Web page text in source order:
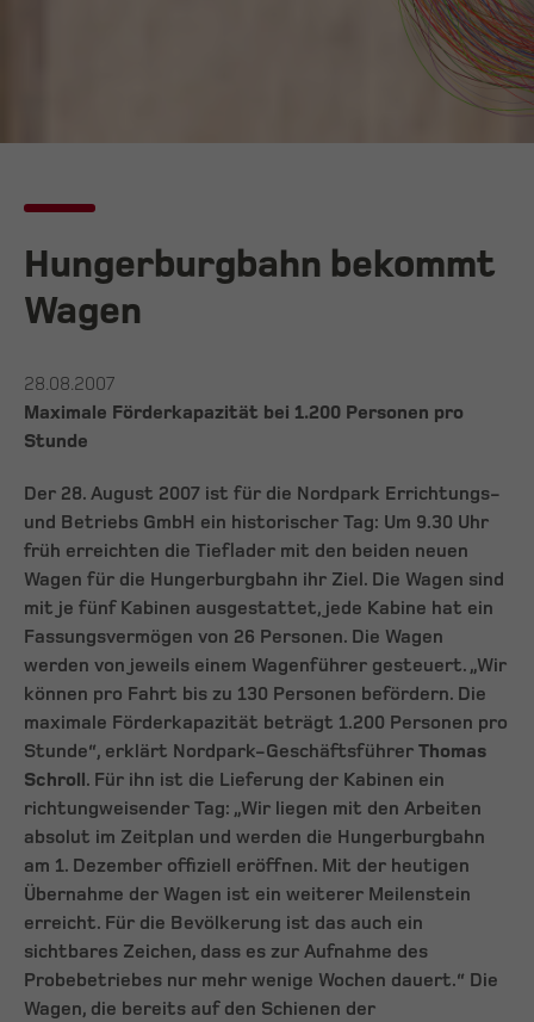
Hungerburgbahn bekommt
Wagen
28.08.2007
Maximale Förderkapazität bei 1.200 Personen pro
Stunde
Der 28. August 2007 ist für die Nordpark Errichtungs-
und Betriebs GmbH ein historischer Tag: Um 9.30 Uhr
früh erreichten die Tieflader mit den beiden neuen
Wagen für die Hungerburgbahn ihr Ziel. Die Wagen sind
mit je fünf Kabinen ausgestattet, jede Kabine hat ein
Fassungsvermögen von 26 Personen. Die Wagen
werden von jeweils einem Wagenführer gesteuert. „Wir
können pro Fahrt bis zu 130 Personen befördern. Die
maximale Förderkapazität beträgt 1.200 Personen pro
Stunde“, erklärt Nordpark-Geschäftsführer Thomas
Schroll. Für ihn ist die Lieferung der Kabinen ein
richtungweisender Tag: „Wir liegen mit den Arbeiten
absolut im Zeitplan und werden die Hungerburgbahn
am 1. Dezember offiziell eröffnen. Mit der heutigen
Übernahme der Wagen ist ein weiterer Meilenstein
erreicht. Für die Bevölkerung ist das auch ein
sichtbares Zeichen, dass es zur Aufnahme des
Probebetriebes nur mehr wenige Wochen dauert.“ Die
Wagen, die bereits auf den Schienen der